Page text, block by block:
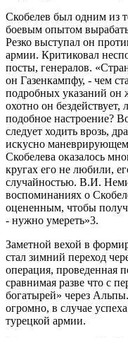
Скобелев был одним из
боевым опытом
Резко выступал он
армии. Критиковал
посты, генералов.
он Газенкампфу, - чем
подробных указаний он
охотно он
подобное настроение?
следует ходить врозь,
искусно
Скобелева оказалось
кругах его не любили,
случайностью. В.И.
воспоминаниях о
оцененным, чтобы
- нужно умереть»3.
Заметной вехой в
стал зимний переход
операция, проведенная
сравнимая разве что с
богатырей» через
огромно, в случае
турецкой армии.